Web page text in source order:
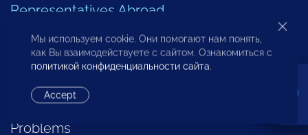
Representatives Abroad
Additional Contacts
Center of Analysis of Entrepreneurship
Problems
Мы используем cookie. Они помогают нам понять,
как Вы взаимодействуете с сайтом. Ознакомиться с
политикой конфиденциальности сайта.
Accept